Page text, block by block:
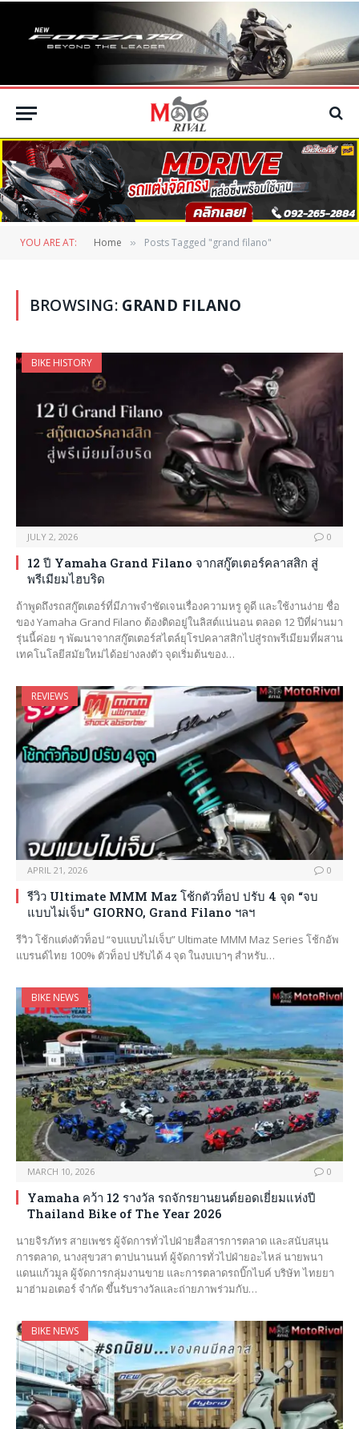
YOU ARE AT: Home » Posts Tagged "grand filano"
BROWSING: GRAND FILANO
BIKE HISTORY
JULY 2, 2026 0
12 ปี Yamaha Grand Filano จากสกู๊ตเตอร์คลาสสิก สู่
พรีเมียมไฮบริด
ถ้าพูดถึงรถสกู๊ตเตอร์ที่มีภาพจำชัดเจนเรื่องความหรู ดูดี และใช้งานง่าย ชื่อ
ของ Yamaha Grand Filano ต้องติดอยู่ในลิสต์แน่นอน ตลอด 12 ปีที่ผ่านมา
รุ่นนี้ค่อย ๆ พัฒนาจากสกู๊ตเตอร์สไตล์ยุโรปคลาสสิกไปสู่รถพรีเมียมที่ผสาน
เทคโนโลยีสมัยใหม่ได้อย่างลงตัว จุดเริ่มต้นของ…
REVIEWS
APRIL 21, 2026 0
รีวิว Ultimate MMM Maz โช้กตัวท็อป ปรับ 4 จุด “จบ
แบบไม่เจ็บ” GIORNO, Grand Filano ฯลฯ
รีวิว โช้กแต่งตัวท็อป “จบแบบไม่เจ็บ” Ultimate MMM Maz Series โช้กอัพ
แบรนด์ไทย 100% ตัวท็อป ปรับได้ 4 จุด ในงบเบาๆ สำหรับ…
BIKE NEWS
MARCH 10, 2026 0
Yamaha คว้า 12 รางวัล รถจักรยานยนต์ยอดเยี่ยมแห่งปี
Thailand Bike of The Year 2026
นายจิรภัทร สายเพชร ผู้จัดการทั่วไปฝ่ายสื่อสารการตลาด และสนับสนุน
การตลาด, นางสุขวสา ตาปนานนท์ ผู้จัดการทั่วไปฝ่ายอะไหล่ นายพนา
แดนแก้วมูล ผู้จัดการกลุ่มงานขาย และการตลาดรถบิ๊กไบค์ บริษัท ไทยยา
มาฮ่ามอเตอร์ จำกัด ขึ้นรับรางวัลและถ่ายภาพร่วมกับ…
BIKE NEWS